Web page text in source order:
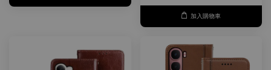
加入購物車